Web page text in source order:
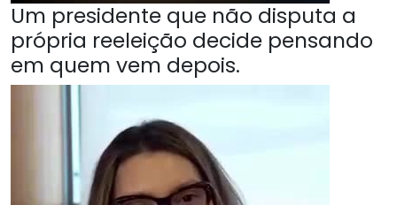
Um presidente que não disputa a
própria reeleição decide pensando
em quem vem depois.